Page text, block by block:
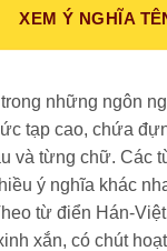
XEM Ý NGHĨA
những ngôn
tạp cao, chứa
và từng chữ. Các
ý nghĩa khác
từ điển Hán-
xắn, có chút